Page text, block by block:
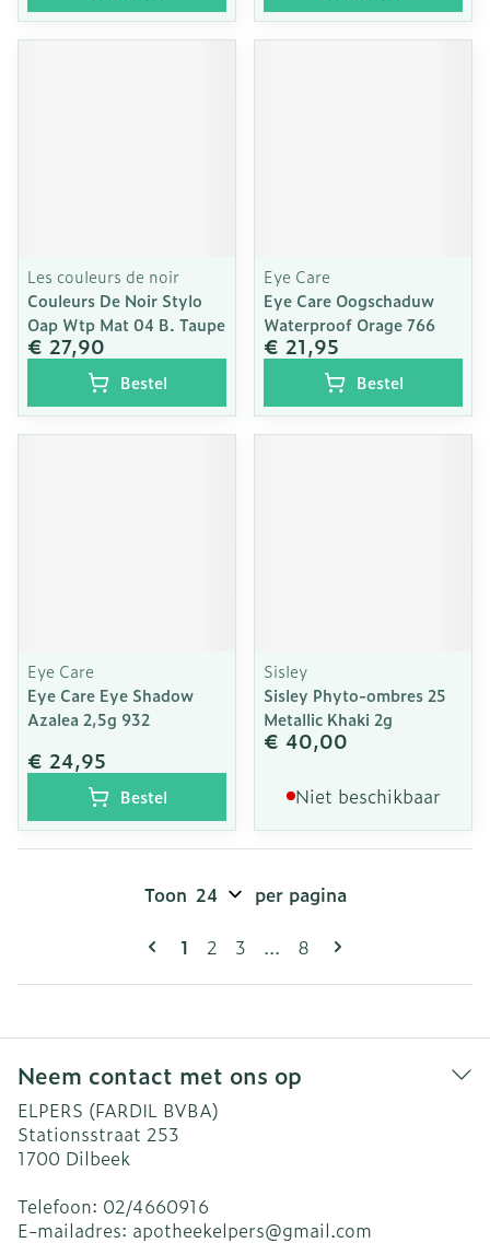
Les couleurs de noir
Couleurs De Noir Stylo
Oap Wtp Mat 04 B. Taupe
€ 27,90
Bestel
Eye Care
Eye Care Oogschaduw
Waterproof Orage 766
€ 21,95
Bestel
Eye Care
Eye Care Eye Shadow
Azalea 2,5g 932
€ 24,95
Bestel
Sisley
Sisley Phyto-ombres 25
Metallic Khaki 2g
€ 40,00
Niet beschikbaar
Pagina's
U lees momenteel pagina
1 Pagina
2 Pagina
3 ... Pagina
8
Toon per pagina
Neem contact met ons op
ELPERS (FARDIL BVBA)
Stationsstraat 253
1700 Dilbeek
Telefoon: 02/4660916
E-mailadres: apotheekelpers@gmail.com